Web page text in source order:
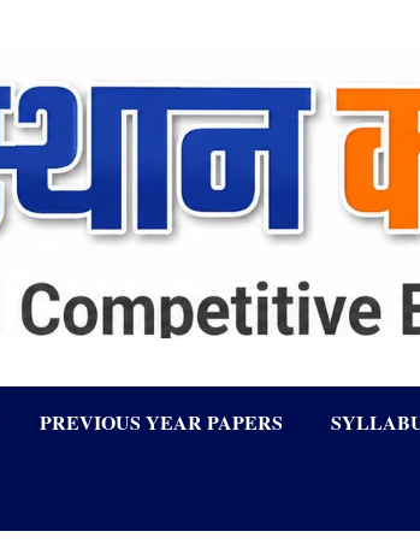
PREVIOUS YEAR PAPERS